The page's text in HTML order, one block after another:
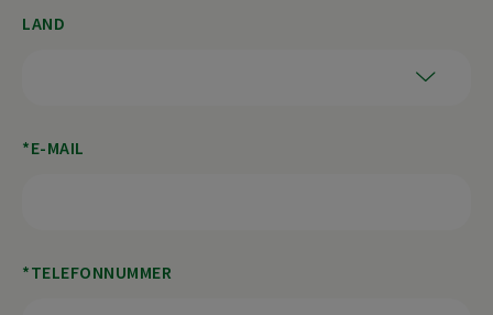
LAND
E-MAIL
TELEFONNUMMER